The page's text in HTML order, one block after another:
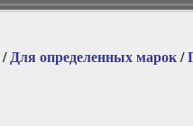
/ Для определенных марок /